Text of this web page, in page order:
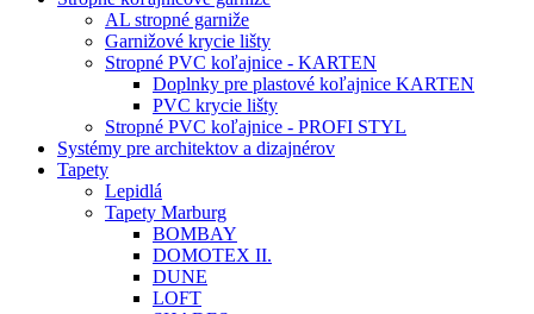
AL stropné garniže
Garnižové krycie lišty
Stropné PVC koľajnice - KARTEN
Doplnky pre plastové koľajnice KARTEN
PVC krycie lišty
Stropné PVC koľajnice - PROFI STYL
Systémy pre architektov a dizajnérov
Tapety
Lepidlá
Tapety Marburg
BOMBAY
DOMOTEX II.
DUNE
LOFT